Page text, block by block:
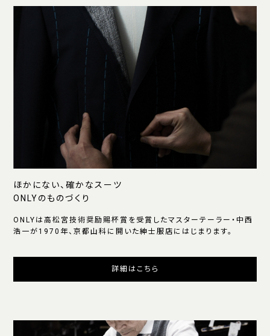
ほかにない、確かなスーツ
ONLYのものづくり
ONLYは高松宮技術奨励賜杯賞を受賞したマスターテーラー・中西
浩一が1970年、京都山科に開いた紳士服店にはじまります。
詳細はこちら